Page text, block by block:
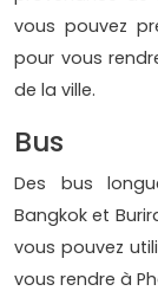
vous pouvez
pour vous
de la ville.
Bus
Des bus
Bangkok et
vous pouvez
vous rendre à